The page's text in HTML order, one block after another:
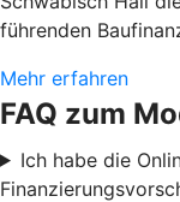
führenden
Mehr erfahren
FAQ zum
Ich habe die